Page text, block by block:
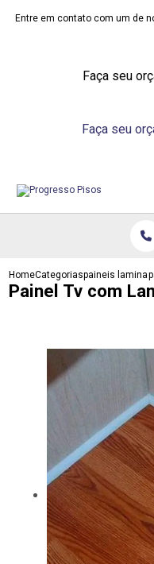
Entre em contato com um de
Faça seu
Faça seu
HomeCategoriaspaineis
Painel Tv com